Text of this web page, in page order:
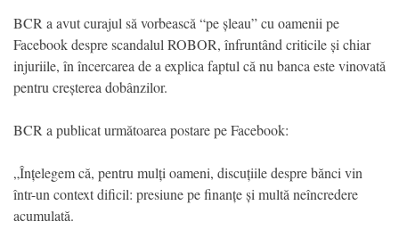
BCR a avut curajul să vorbească “pe șleau” cu oamenii pe
Facebook despre scandalul ROBOR, înfruntând criticile și chiar
injuriile, în încercarea de a explica faptul că nu banca este vinovată
pentru creșterea dobânzilor.
BCR a publicat următoarea postare pe Facebook:
„Înțelegem că, pentru mulți oameni, discuțiile despre bănci vin
într-un context dificil: presiune pe finanțe și multă neîncredere
acumulată.